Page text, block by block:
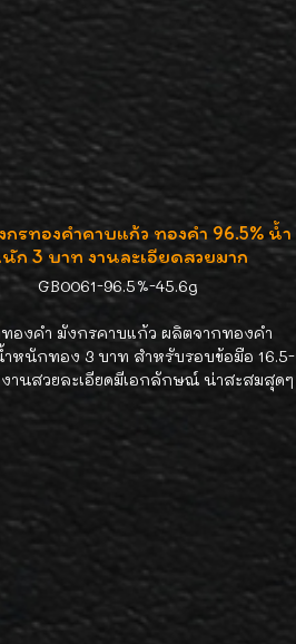
กรทองคำคาบแก้ว ทองคำ 96.5% น้ำ
ก 3 บาท งานละเอียดสวยมาก
GB0061-96.5%-45.6g
ทองคำ มังกรคาบแก้ว ผลิตจากทองคำ
ำหนักทอง 3 บาท สำหรับรอบข้อมือ 16.5-
งานสวยละเอียดมีเอกลักษณ์ น่าสะสมสุดๆ